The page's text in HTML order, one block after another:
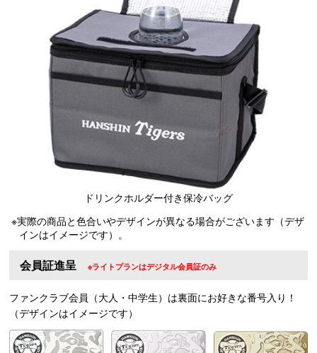
ドリンクホルダー付き保冷バッグ
※実際の商品と色合いやデザインが異なる場合がございます（デザ
インはイメージです）。
会員証進呈 ※ライトプランはデジタル会員証のみ
ファンクラブ会員（大人・中学生）は裏面にお好きな番号入り！
（デザインはイメージです）